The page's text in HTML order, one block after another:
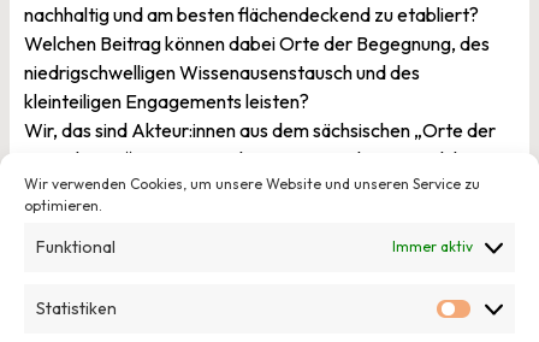
Wir verwenden Cookies, um unsere Website und unseren Service zu
optimieren.
Funktional Immer aktiv
Statistiken
nachhaltig und am besten flächendeckend zu etabliert?
Welchen Beitrag können dabei Orte der Begegnung, des
niedrigschwelligen Wissenausenstausch und des
kleinteiligen Engagements leisten?
Wir, das sind Akteur:innen aus dem sächsischen „Orte der
Demokratie“ Programm, die seit zwei Jahren an solchen
„Orten der Demokratie“ arbeiten. Wir bringen mindestens
so viel Erfahrung wie Fragen mit und wollen mit euch
diskutieren, was der ländliche Raum braucht, um sich